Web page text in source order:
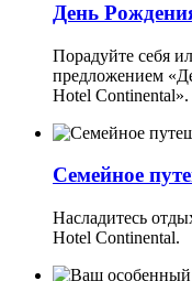
День
Порадуйте себя
предложением
Hotel Continental».
Семейное
Насладитесь
Hotel Continental.